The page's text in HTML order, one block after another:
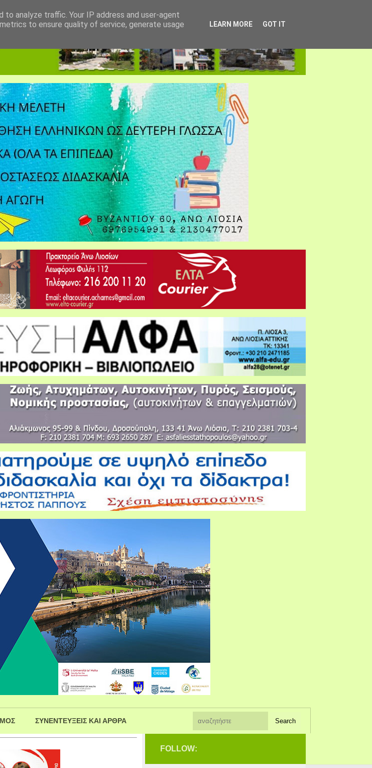
ΣΥΝΕΝΤΕΥΞΕΙΣ ΚΑΙ ΑΡΘΡΑ
FOLLOW:
analyze traffic. Your IP address and user-agent
to ensure quality of service, generate usage
LEARN MORE GOT IT